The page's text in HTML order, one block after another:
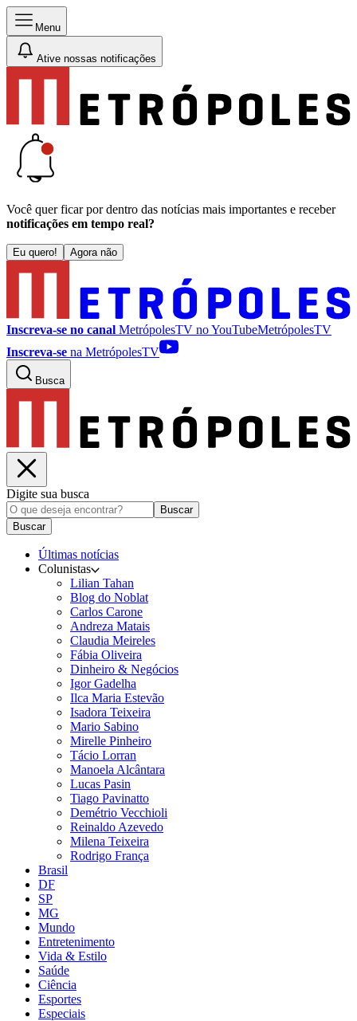
Menu
Ative nossas notificações
Você quer ficar por dentro das notícias mais importantes e receber
notificações em tempo real?
Eu quero! Agora não
Inscreva-se no canal MetrópolesTV noYouTubeMetrópolesTV
Inscreva-se na MetrópolesTV
Busca
Digite sua busca
Buscar
Buscar
Últimas notícias
Colunistas
Lilian Tahan
Blog do Noblat
Carlos Carone
Andreza Matais
Claudia Meireles
Fábia Oliveira
Dinheiro & Negócios
Igor Gadelha
Ilca Maria Estevão
Isadora Teixeira
Mario Sabino
Mirelle Pinheiro
Tácio Lorran
Manoela Alcântara
Lucas Pasin
Tiago Pavinatto
Demétrio Vecchioli
Reinaldo Azevedo
Milena Teixeira
Rodrigo França
Brasil
DF
SP
MG
Mundo
Entretenimento
Vida & Estilo
Saúde
Ciência
Esportes
Especiais